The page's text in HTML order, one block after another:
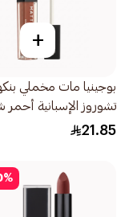
+
بوجينيا مات مخملي
تشوروز الإسبانية أحمر
1قطعة
21.85
%